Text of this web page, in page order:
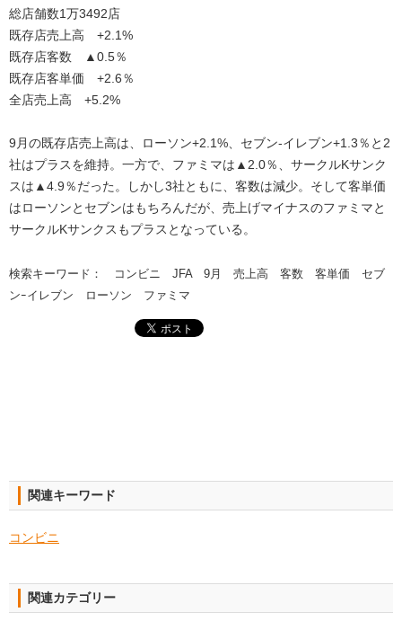
総店舗数1万3492店
既存店売上高 +2.1%
既存店客数 ▲0.5％
既存店客単価 +2.6％
全店売上高 +5.2%
9月の既存店売上高は、ローソン+2.1%、セブン-イレブン+1.3％と2
社はプラスを維持。一方で、ファミマは▲2.0％、サークルKサンク
スは▲4.9％だった。しかし3社ともに、客数は減少。そして客単価
はローソンとセブンはもちろんだが、売上げマイナスのファミマと
サークルKサンクスもプラスとなっている。
検索キーワード： コンビニ JFA 9月 売上高 客数 客単価 セブ
ンｰイレブン ローソン ファミマ
関連キーワード
コンビニ
関連カテゴリー